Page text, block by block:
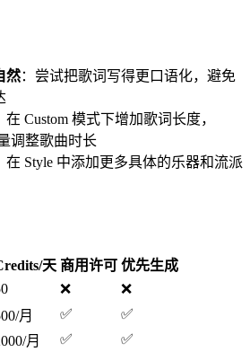
然：尝试把歌词写得更口语化，避免
在 Custom 模式下增加歌词长度，
调整歌曲时长
在 Style 中添加更多具体的乐器和流派
天 商用许可 优先生成
❌
❌
月 ✅
✅
月 ✅ ✅